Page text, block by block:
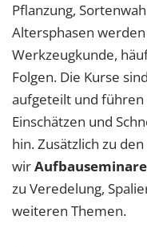
Pflanzung,
Altersphasen
Werkzeugkunde,
Folgen. Die Kurse
aufgeteilt und
Einschätzen und
hin. Zusätzlich zu
wir
zu Veredelung,
weiteren Themen.